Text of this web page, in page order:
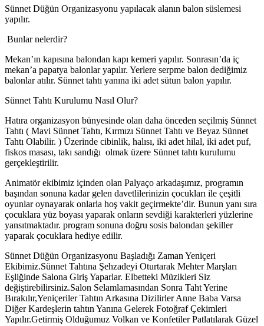
Sünnet Düğün Organizasyonu yapılacak alanın balon süslemesi
yapılır.
Bunlar nelerdir?
Mekan’ın kapısına balondan kapı kemeri yapılır. Sonrasın’da iç
mekan’a papatya balonlar yapılır. Yerlere serpme balon dediğimiz
balonlar atılır. Sünnet tahtı yanına iki adet sütun balon yapılır.
Sünnet Tahtı Kurulumu Nasıl Olur?
Hatıra organizasyon bünyesinde olan daha önceden seçilmiş Sünnet
Tahtı ( Mavi Sünnet Tahtı, Kırmızı Sünnet Tahtı ve Beyaz Sünnet
Tahtı Olabilir. ) Üzerinde cibinlik, halısı, iki adet hilal, iki adet puf,
fiskos masası, takı sandığı olmak üzere Sünnet tahtı kurulumu
gerçekleştirilir.
Animatör ekibimiz içinden olan Palyaço arkadaşımız, programın
başından sonuna kadar gelen davetlilerinizin çocukları ile çeşitli
oyunlar oynayarak onlarla hoş vakit geçirmekte’dir. Bunun yanı sıra
çocuklara yüz boyası yaparak onların sevdiği karakterleri yüzlerine
yansıtmaktadır. program sonuna doğru sosis balondan şekiller
yaparak çocuklara hediye edilir.
Sünnet Düğün Organizasyonu Başladığı Zaman Yeniçeri
Ekibimiz.Sünnet Tahtına Şehzadeyi Oturtarak Mehter Marşları
Eşliğinde Salona Giriş Yaparlar. Elbetteki Müzikleri Siz
değiştirebilirsiniz.Salon Selamlamasından Sonra Taht Yerine
Bırakılır,Yeniçeriler Tahtın Arkasına Dizilirler Anne Baba Varsa
Diğer Kardeşlerin tahtın Yanına Gelerek Fotoğraf Çekimleri
Yapılır.Getirmiş Olduğumuz Volkan ve Konfetiler Patlatılarak Güzel